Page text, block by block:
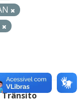
Trânsito